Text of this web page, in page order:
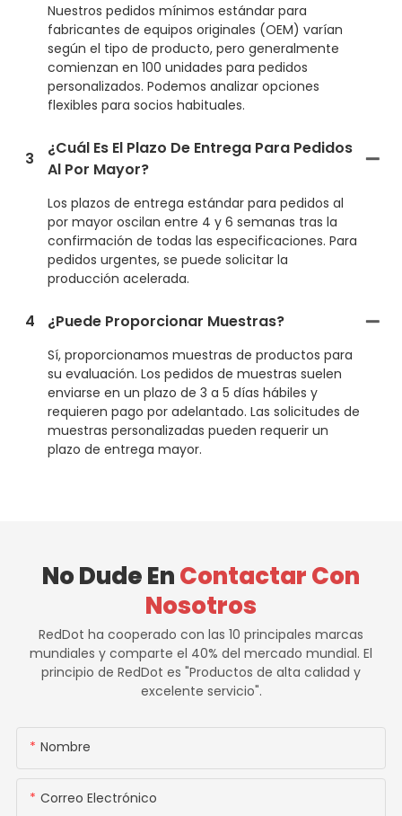
Nuestros pedidos mínimos estándar para
fabricantes de equipos originales (OEM) varían
según el tipo de producto, pero generalmente
comienzan en 100 unidades para pedidos
personalizados. Podemos analizar opciones
flexibles para socios habituales.
3
¿Cuál Es El Plazo De Entrega Para Pedidos
Al Por Mayor?
Los plazos de entrega estándar para pedidos al
por mayor oscilan entre 4 y 6 semanas tras la
confirmación de todas las especificaciones. Para
pedidos urgentes, se puede solicitar la
producción acelerada.
4 ¿Puede Proporcionar Muestras?
Sí, proporcionamos muestras de productos para
su evaluación. Los pedidos de muestras suelen
enviarse en un plazo de 3 a 5 días hábiles y
requieren pago por adelantado. Las solicitudes de
muestras personalizadas pueden requerir un
plazo de entrega mayor.
No Dude EnContactar Con
Nosotros
RedDot ha cooperado con las 10 principales marcas
mundiales y comparte el 40% del mercado mundial. El
principio de RedDot es "Productos de alta calidad y
excelente servicio".
Nombre
Correo Electrónico